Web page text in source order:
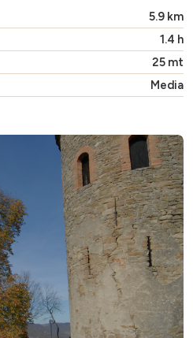
5.9 km
1.4 h
25 mt
Media